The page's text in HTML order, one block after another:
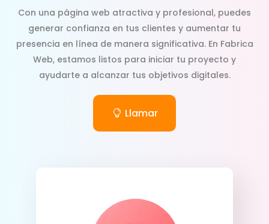
Con una página web atractiva y profesional, puedes
generar confianza en tus clientes y aumentar tu
presencia en línea de manera significativa. En Fabrica
Web, estamos listos para iniciar tu proyecto y
ayudarte a alcanzar tus objetivos digitales.
Llamar